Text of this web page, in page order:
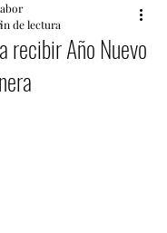
recibir Año Nuevo
de lectura